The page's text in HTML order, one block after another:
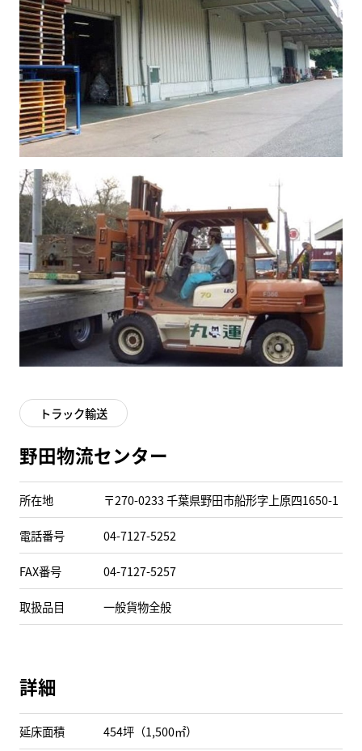
トラック輸送
野田物流センター
所在地 〒270-0233 千葉県野田市船形字上原四1650-1
電話番号 04-7127-5252
FAX番号 04-7127-5257
取扱品目 一般貨物全般
詳細
延床面積 454坪（1,500㎡）